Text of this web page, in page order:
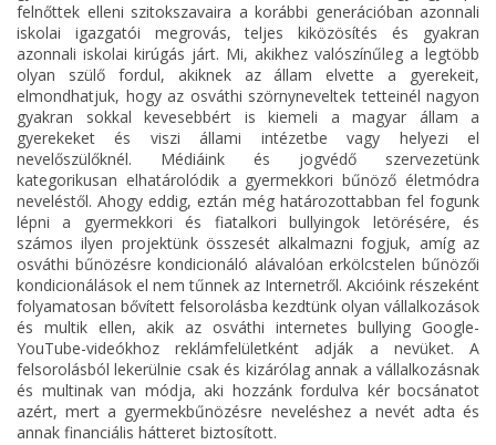
felnőttek elleni szitokszavaira a korábbi generációban azonnali
iskolai igazgatói megrovás, teljes kiközösítés és gyakran
azonnali iskolai kirúgás járt. Mi, akikhez valószínűleg a legtöbb
olyan szülő fordul, akiknek az állam elvette a gyerekeit,
elmondhatjuk, hogy az osváthi szörnyneveltek tetteinél nagyon
gyakran sokkal kevesebbért is kiemeli a magyar állam a
gyerekeket és viszi állami intézetbe vagy helyezi el
nevelőszülőknél. Médiáink és jogvédő szervezetünk
kategorikusan elhatárolódik a gyermekkori bűnöző életmódra
neveléstől. Ahogy eddig, eztán még határozottabban fel fogunk
lépni a gyermekkori és fiatalkori bullyingok letörésére, és
számos ilyen projektünk összesét alkalmazni fogjuk, amíg az
osváthi bűnözésre kondicionáló alávalóan erkölcstelen bűnözői
kondicionálások el nem tűnnek az Internetről. Akcióink részeként
folyamatosan bővített felsorolásba kezdtünk olyan vállalkozások
és multik ellen, akik az osváthi internetes bullying Google-
YouTube-videókhoz reklámfelületként adják a nevüket. A
felsorolásból lekerülnie csak és kizárólag annak a vállalkozásnak
és multinak van módja, aki hozzánk fordulva kér bocsánatot
azért, mert a gyermekbűnözésre neveléshez a nevét adta és
annak financiális hátteret biztosított.